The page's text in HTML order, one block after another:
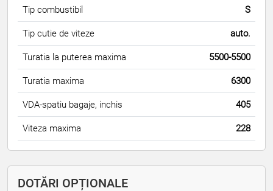
Tip combustibil S
Tip cutie de viteze auto.
Turatia la puterea maxima 5500-5500
Turatia maxima 6300
VDA-spatiu bagaje, inchis 405
Viteza maxima 228
DOTĂRI OPȚIONALE